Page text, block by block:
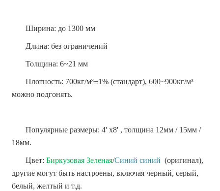
Ширина: до 1300 мм
Длина: без ограничений
Толщина: 6~21 мм
Плотность: 700кг/м³±1% (стандарт), 600~900кг/м³
можно подгонять.
Популярные размеры: 4' x8' , толщина 12мм / 15мм /
18мм.
Цвет:Биркузовая Зеленая/Синий синий (оригинал),
другие могут быть настроены, включая черный, серый,
белый, желтый и т.д.